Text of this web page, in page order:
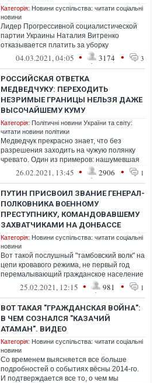
Категорія: Новини суспільства: читати соціальні
новини
Лидер Прогрессивной социалистической
партии Украины Наталия Витренко
отказывается платить за уборку
придомовой территории, мотивируя это
04.03.2021, 04:05 • 3174 • 3
РОССИЙСКАЯ ОТВЕТКА
МЕДВЕДЧУКУ: ПЕРЕХОДИТЬ
НЕЗРИМЫЕ ГРАНИЦЫ НЕЛЬЗЯ ДАЖЕ
ВЫСОЧАЙШЕМУ КУМУ
Категорія: Політичні новини України та світу:
читати новини політики
Медведчук прекрасно знает, что без
разрешения заходить на чужую полянку
чревато. Один из примеров: нашумевшая
история об убийстве в ЦАР
26.02.2021, 13:45 • 2906 • 1
ПУТИН ПРИСВОИЛ ЗВАНИЕ ГЕНЕРАЛ-
ПОЛКОВНИКА ВОЕННОМУ
ПРЕСТУПНИКУ, КОМАНДОВАВШЕМУ
ЗАХВАТЧИКАМИ НА ДОНБАССЕ
Категорія: Новини суспільства: читати соціальні
новини
Вот такой послушный "тамбовский волк" на
цепи кровавого режима, не первый год
перемалывающий гражданское население
гусеницами войн. Лицо российской ар...
25.02.2021, 12:15 • 981 • 1
ВОТ ТАКАЯ "ГРАЖДАНСКАЯ ВОЙНА":
В ЧЕМ СОЗНАЛСЯ "КАЗАЧИЙ
АТАМАН". ВИДЕО
Категорія: Новини суспільства: читати соціальні
новини
Со временем выясняется все больше
подробностей о событиях вёсны 2014-го.
И подтверждается все то, о чем мы